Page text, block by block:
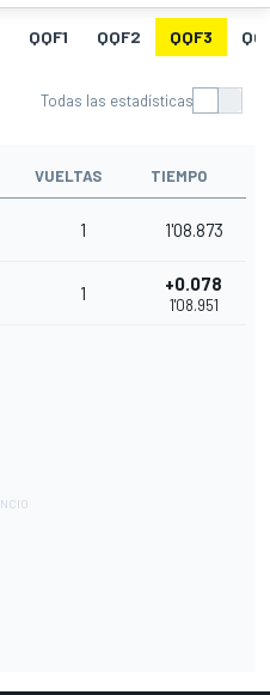
QQF1 QQF2 QQF3
Todas las estadísticas
VUELTAS TIEMPO
1 1'08.873
1 +0.078
1'08.951